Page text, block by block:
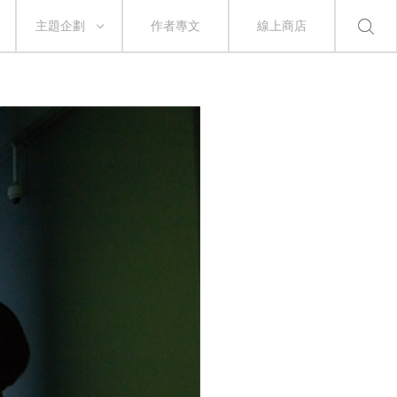
主題企劃 作者專文 線上商店